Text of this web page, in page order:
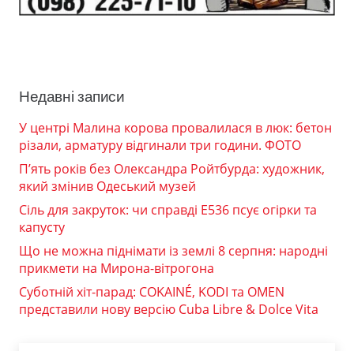
Недавні записи
У центрі Малина корова провалилася в люк: бетон
різали, арматуру відгинали три години. ФОТО
П’ять років без Олександра Ройтбурда: художник,
який змінив Одеський музей
Сіль для закруток: чи справді Е536 псує огірки та
капусту
Що не можна піднімати із землі 8 серпня: народні
прикмети на Мирона-вітрогона
Суботній хіт-парад: COKAINÉ, KODI та OMEN
представили нову версію Cuba Libre & Dolce Vita